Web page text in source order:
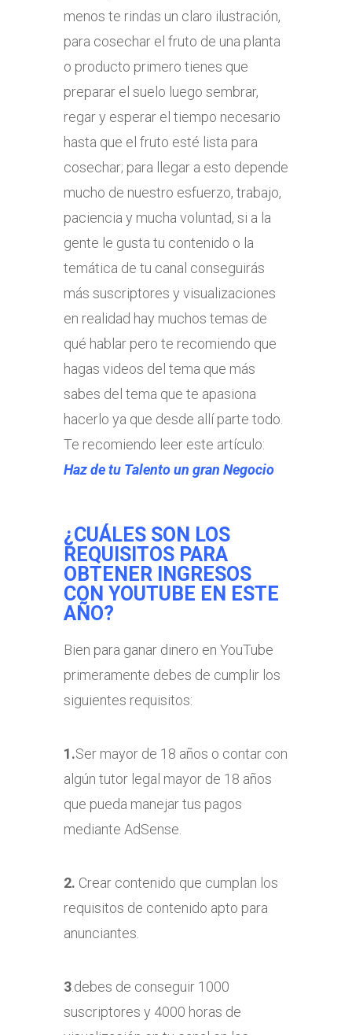
menos te rindas un claro ilustración,
para cosechar el fruto de una planta
o producto primero tienes que
preparar el suelo luego sembrar,
regar y esperar el tiempo necesario
hasta que el fruto esté lista para
cosechar; para llegar a esto depende
mucho de nuestro esfuerzo, trabajo,
paciencia y mucha voluntad, si a la
gente le gusta tu contenido o la
temática de tu canal conseguirás
más suscriptores y visualizaciones
en realidad hay muchos temas de
qué hablar pero te recomiendo que
hagas videos del tema que más
sabes del tema que te apasiona
hacerlo ya que desde allí parte todo.
Te recomiendo leer este artículo:
Haz de tu Talento un gran Negocio
¿CUÁLES SON LOS
REQUISITOSPARA
OBTENER INGRESOS
CON YOUTUBE EN ESTE
AÑO?
Bien para ganar dinero en YouTube
primeramente debes de cumplir los
siguientes requisitos:
1.Ser mayor de 18 años o contar con
algún tutor legal mayor de 18 años
que pueda manejar tus pagos
mediante AdSense.
2. Crear contenido que cumplan los
requisitos de contenido apto para
anunciantes.
3.debes de conseguir 1000
suscriptores y 4000 horas de